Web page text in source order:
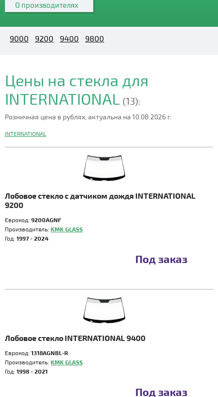
О производителях
9000 9200 9400 9800
Цены на стекла для
INTERNATIONAL
(13):
Розничная цена в рублях, актуальна на 10.08.2026 г.
INTERNATIONAL
Лобовое стекло с датчиком дождя INTERNATIONAL
9200
Еврокод: 9200AGNF
Производитель: KMK GLASS
Год: 1997 - 2024
Под заказ
Лобовое стекло INTERNATIONAL 9400
Еврокод: 1318AGNBL-R
Производитель: KMK GLASS
Год: 1998 - 2021
Под заказ